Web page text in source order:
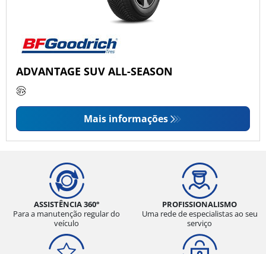
ADVANTAGE SUV ALL-SEASON
Mais informações
ASSISTÊNCIA 360°
Para a manutenção regular do
veículo
PROFISSIONALISMO
Uma rede de especialistas ao seu
serviço